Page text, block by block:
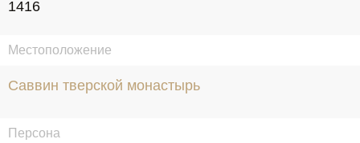
1416
Местоположение
Саввин тверской монастырь
Персона